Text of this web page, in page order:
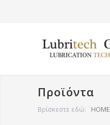
Προϊόντα
Βρίσκεστε εδώ: HOME